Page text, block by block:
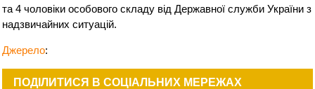
та 4 чоловіки особового складу від Державної служби України з
надзвичайних ситуацій.
Джерело:
ПОДІЛИТИСЯ В СОЦІАЛЬНИХ МЕРЕЖАХ